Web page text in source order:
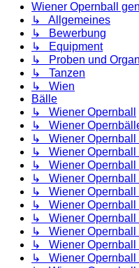
Wiener Opernball
↳ Allgemeines
↳ Bewerbung
↳ Equipment
↳ Proben und
↳ Tanzen
↳ Wien
Bälle
↳ Wiener Opernball
↳ Wiener
↳ Wiener Opernball
↳ Wiener Opernball
↳ Wiener Opernball
↳ Wiener Opernball
↳ Wiener Opernball
↳ Wiener Opernball
↳ Wiener Opernball
↳ Wiener Opernball
↳ Wiener Opernball
↳ Wiener Opernball